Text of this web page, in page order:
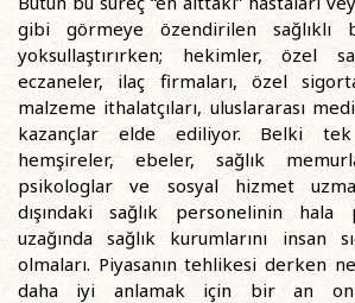
gibi görmeye özendirilen
yoksullaştırırken; hekimler, özel
eczaneler, ilaç firmaları, özel
malzeme ithalatçıları, uluslararası
kazançlar elde ediliyor. Belki
hemşireler, ebeler, sağlık
psikologlar ve sosyal hizmet
dışındaki sağlık personelinin hala
uzağında sağlık kurumlarını insan
olmaları. Piyasanın tehlikesi derken
daha iyi anlamak için bir an